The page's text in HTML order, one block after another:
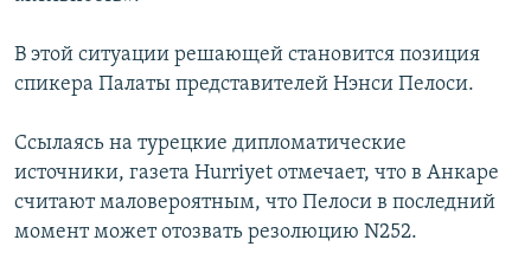
В этой ситуации решающей становится позиция
спикера Палаты представителей Нэнси Пелоси.
Ссылаясь на турецкие дипломатические
источники, газета Hurriyet отмечает, что в Анкаре
считают маловероятным, что Пелоси в последний
момент может отозвать резолюцию N252.